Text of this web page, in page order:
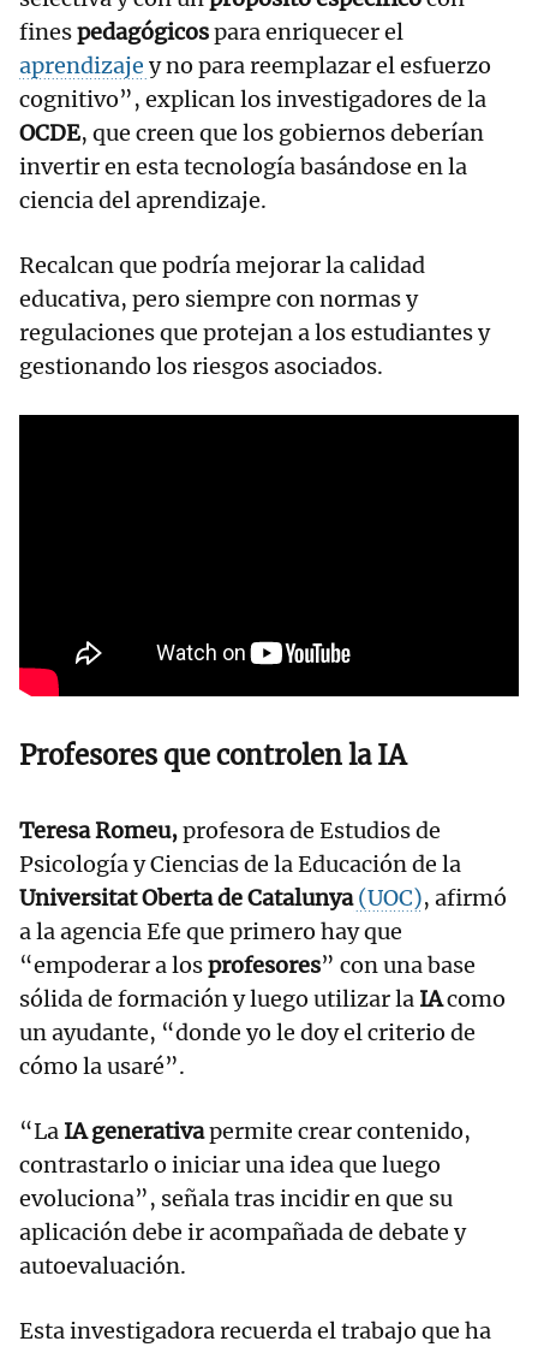
finespedagógicospara enriquecer el
aprendizaje y no para reemplazar el esfuerzo
cognitivo”, explican los investigadores de la
OCDE, que creen que los gobiernos deberían
invertir en esta tecnología basándose en la
ciencia del aprendizaje.
Recalcan que podría mejorar la calidad
educativa, pero siempre con normas y
regulaciones que protejan a los estudiantes y
gestionando los riesgos asociados.
Profesores que controlen la IA
Teresa Romeu,profesora de Estudios de
Psicología y Ciencias de la Educación de la
Universitat Oberta de Catalunya(UOC), afirmó
a la agencia Efe que primero hay que
“empoderar a losprofesores” con una base
sólida de formación y luego utilizar la IAcomo
un ayudante, “donde yo le doy el criterio de
cómo la usaré”.
“La IA generativapermite crear contenido,
contrastarlo o iniciar una idea que luego
evoluciona”, señala tras incidir en que su
aplicación debe ir acompañada de debate y
autoevaluación.
Esta investigadora recuerda el trabajo que ha